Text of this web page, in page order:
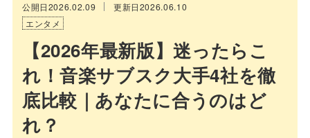
公開日2026.02.09
更新日2026.06.10
エンタメ
【2026年最新版】迷ったらこ
れ！音楽サブスク大手4社を徹
底比較｜あなたに合うのはど
れ？